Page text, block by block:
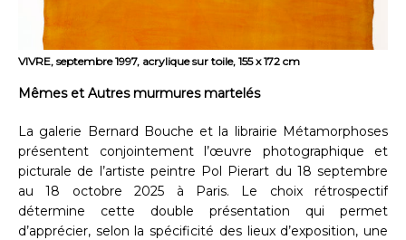
VIVRE, septembre 1997, acrylique sur toile, 155 x 172 cm
Mêmes et Autres murmures martelés
La galerie Bernard Bouche et la librairie Métamorphoses
présentent conjointement l’œuvre photographique et
picturale de l’artiste peintre Pol Pierart du 18 septembre
au 18 octobre 2025 à Paris. Le choix rétrospectif
détermine cette double présentation qui permet
d’apprécier, selon la spécificité des lieux d’exposition, une